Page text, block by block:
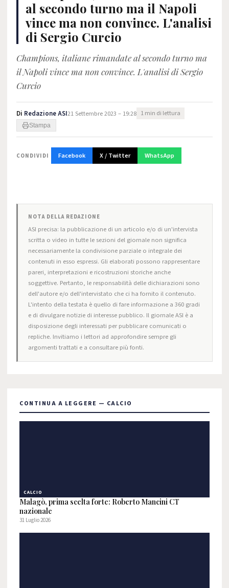
al secondo turno ma il Napoli
vince ma non convince. L'analisi
di Sergio Curcio
Champions, italiane rimandate al secondo turno ma
il Napoli vince ma non convince. L'analisi di Sergio
Curcio
Di Redazione ASI21 Settembre 2023 – 19:28 1 min di lettura
Stampa
CONDIVIDI Facebook X / Twitter WhatsApp
NOTA DELLA REDAZIONE
ASI precisa: la pubblicazione di un articolo e/o di un'intervista
scritta o video in tutte le sezioni del giornale non significa
necessariamente la condivisione parziale o integrale dei
contenuti in esso espressi. Gli elaborati possono rappresentare
pareri, interpretazioni e ricostruzioni storiche anche
soggettive. Pertanto, le responsabilità delle dichiarazioni sono
dell'autore e/o dell'intervistato che ci ha fornito il contenuto.
L'intento della testata è quello di fare informazione a 360 gradi
e di divulgare notizie di interesse pubblico. Il giornale ASI è a
disposizione degli interessati per pubblicare comunicati o
repliche. Invitiamo i lettori ad approfondire sempre gli
argomenti trattati e a consultare più fonti.
CONTINUA A LEGGERE — CALCIO
CALCIO
Malagò, prima scelta forte: Roberto Mancini CT
nazionale
31 Luglio 2026